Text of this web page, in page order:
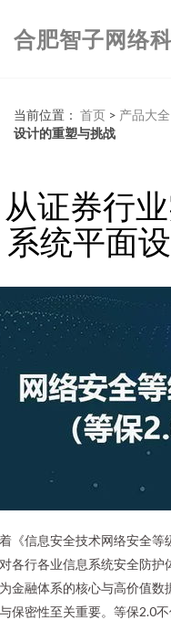
合肥智子网络
当前位置： 首页 > 产品大全
设计的重塑与挑战
从证券行
系统平面
《信息安全技术网络安全
各行各业信息系统安全防
金融体系的核心与高价值
保密性至关重要。等保2.0